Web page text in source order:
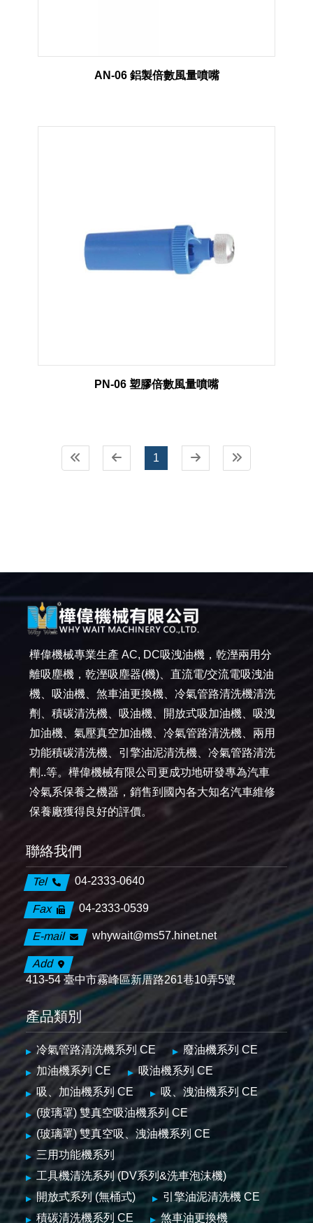
AN-06 鋁製倍數風量噴嘴
PN-06 塑膠倍數風量噴嘴
1
樺偉機械專業生產 AC, DC吸洩油機，乾溼兩用分
離吸塵機，乾溼吸塵器(機)、直流電/交流電吸洩油
機、吸油機、煞車油更換機、冷氣管路清洗機清洗
劑、積碳清洗機、吸油機、開放式吸加油機、吸洩
加油機、氣壓真空加油機、冷氣管路清洗機、兩用
功能積碳清洗機、引擎油泥清洗機、冷氣管路清洗
劑..等。樺偉機械有限公司更成功地研發專為汽車
冷氣系保養之機器，銷售到國內各大知名汽車維修
保養廠獲得良好的評價。
聯絡我們
Tel 04-2333-0640
Fax 04-2333-0539
E-mail whywait@ms57.hinet.net
Add
413-54 臺中市霧峰區新厝路261巷10弄5號
產品類別
冷氣管路清洗機系列 CE
廢油機系列 CE
加油機系列 CE
吸油機系列 CE
吸、加油機系列 CE
吸、洩油機系列 CE
(玻璃罩) 雙真空吸油機系列 CE
(玻璃罩) 雙真空吸、洩油機系列 CE
三用功能機系列
工具機清洗系列 (DV系列&洗車泡沫機)
開放式系列 (無桶式)
引擎油泥清洗機 CE
積碳清洗機系列 CE
煞車油更換機